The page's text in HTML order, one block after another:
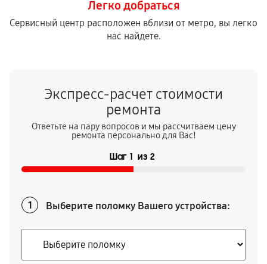
Легко добраться
Сервисный центр расположен вблизи от метро, вы легко
нас найдете.
Экспресс-расчет стоимости
ремонта
Ответьте на пару вопросов и мы рассчитваем цену
ремонта персонально для Вас!
Шаг 1 из 2
1 Выберите поломку Вашего устройства: